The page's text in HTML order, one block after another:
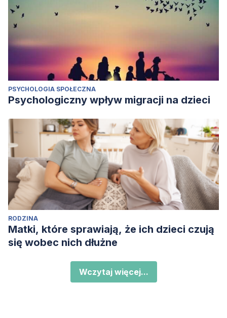
PSYCHOLOGIA SPOŁECZNA
Psychologiczny wpływ migracji na dzieci
RODZINA
Matki, które sprawiają, że ich dzieci czują
się wobec nich dłużne
Wczytaj więcej...